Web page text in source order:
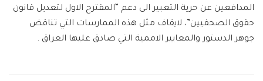
المدافعين عن حرية التعبير الى دعم “المقترح الاول لتعديل قانون
حقوق الصحفيين”، لايقاف مثل هذه الممارسات التي تناقض
جوهر الدستور والمعايير الاممية التي صادق عليها العراق .